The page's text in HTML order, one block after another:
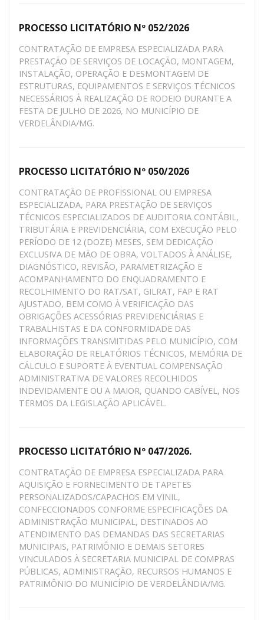
PROCESSO LICITATÓRIO Nº 052/2026
CONTRATAÇÃO DE EMPRESA ESPECIALIZADA PARA
PRESTAÇÃO DE SERVIÇOS DE LOCAÇÃO, MONTAGEM,
INSTALAÇÃO, OPERAÇÃO E DESMONTAGEM DE
ESTRUTURAS, EQUIPAMENTOS E SERVIÇOS TÉCNICOS
NECESSÁRIOS À REALIZAÇÃO DE RODEIO DURANTE A
FESTA DE JULHO DE 2026, NO MUNICÍPIO DE
VERDELÂNDIA/MG.
PROCESSO LICITATÓRIO Nº 050/2026
CONTRATAÇÃO DE PROFISSIONAL OU EMPRESA
ESPECIALIZADA, PARA PRESTAÇÃO DE SERVIÇOS
TÉCNICOS ESPECIALIZADOS DE AUDITORIA CONTÁBIL,
TRIBUTÁRIA E PREVIDENCIÁRIA, COM EXECUÇÃO PELO
PERÍODO DE 12 (DOZE) MESES, SEM DEDICAÇÃO
EXCLUSIVA DE MÃO DE OBRA, VOLTADOS À ANÁLISE,
DIAGNÓSTICO, REVISÃO, PARAMETRIZAÇÃO E
ACOMPANHAMENTO DO ENQUADRAMENTO E
RECOLHIMENTO DO RAT/SAT, GILRAT, FAP E RAT
AJUSTADO, BEM COMO À VERIFICAÇÃO DAS
OBRIGAÇÕES ACESSÓRIAS PREVIDENCIÁRIAS E
TRABALHISTAS E DA CONFORMIDADE DAS
INFORMAÇÕES TRANSMITIDAS PELO MUNICÍPIO, COM
ELABORAÇÃO DE RELATÓRIOS TÉCNICOS, MEMÓRIA DE
CÁLCULO E SUPORTE À EVENTUAL COMPENSAÇÃO
ADMINISTRATIVA DE VALORES RECOLHIDOS
INDEVIDAMENTE OU A MAIOR, QUANDO CABÍVEL, NOS
TERMOS DA LEGISLAÇÃO APLICÁVEL.
PROCESSO LICITATÓRIO Nº 047/2026.
CONTRATAÇÃO DE EMPRESA ESPECIALIZADA PARA
AQUISIÇÃO E FORNECIMENTO DE TAPETES
PERSONALIZADOS/CAPACHOS EM VINIL,
CONFECCIONADOS CONFORME ESPECIFICAÇÕES DA
ADMINISTRAÇÃO MUNICIPAL, DESTINADOS AO
ATENDIMENTO DAS DEMANDAS DAS SECRETARIAS
MUNICIPAIS, PATRIMÔNIO E DEMAIS SETORES
VINCULADOS À SECRETARIA MUNICIPAL DE COMPRAS
PÚBLICAS, ADMINISTRAÇÃO, RECURSOS HUMANOS E
PATRIMÔNIO DO MUNICÍPIO DE VERDELÂNDIA/MG.